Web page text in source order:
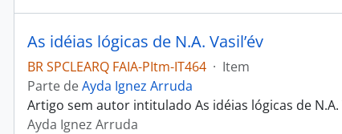
As idéias lógicas de N.A. Vasil’év
BR SPCLEARQ FAIA-PItm-IT464 · Item
Parte deAyda Ignez Arruda
Artigo sem autor intitulado As idéias lógicas de N.A.
Ayda Ignez Arruda